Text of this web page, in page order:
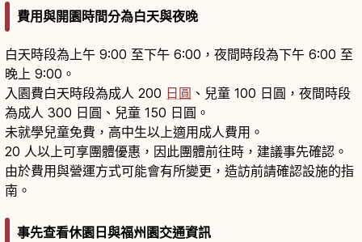
費用與開園時間分為白天與夜晚
白天時段為上午 9:00 至下午 6:00，夜間時段為下午 6:00 至
晚上 9:00。
入園費白天時段為成人 200 日圓 、兒童 100 日圓，夜間時段
為成人 300 日圓、兒童 150 日圓。
未就學兒童免費，高中生以上適用成人費用。
20 人以上可享團體優惠，因此團體前往時，建議事先確認。
由於費用與營運方式可能會有所變更，造訪前請確認設施的指
南。
事先查看休園日與福州園交通資訊